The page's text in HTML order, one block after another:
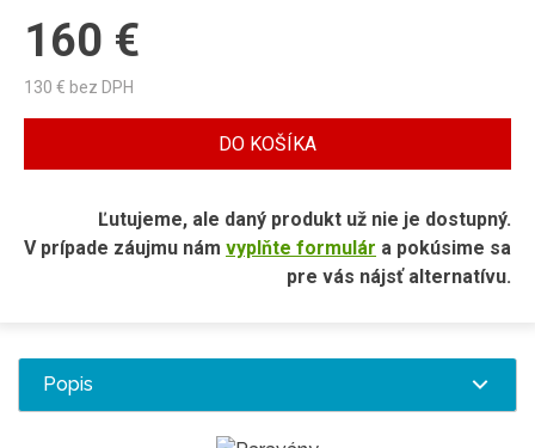
160 €
130 € bez DPH
DO KOŠÍKA
Ľutujeme, ale daný produkt už nie je dostupný.
V prípade záujmu nám vyplňte formulár a pokúsime sa
pre vás nájsť alternatívu.
Popis